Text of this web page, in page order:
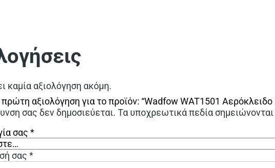
καμία αξιολόγηση ακόμη.
αξιολόγηση για το προϊόν: “Wadfow WAT1501 Αερόκλειδο
σας δεν δημοσιεύεται. Τα υποχρεωτικά πεδία
σας*
σας*